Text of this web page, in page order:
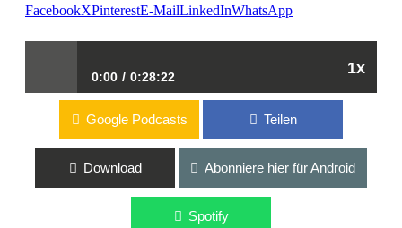
FacebookXPinterestE-MailLinkedInWhatsApp
1x
0:00 0:28:22
| Die besten HOGA-PODCASTS Folge #04
Google Podcasts Teilen
Download Abonniere hier für Android
Spotify